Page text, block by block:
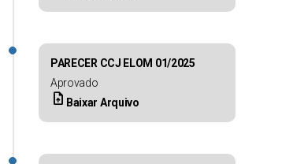
PARECER CCJ ELOM 01/2025
Aprovado
upload_file Baixar Arquivo